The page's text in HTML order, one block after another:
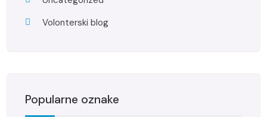
Volonterski blog
Popularne oznake